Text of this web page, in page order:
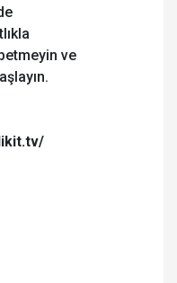
ve